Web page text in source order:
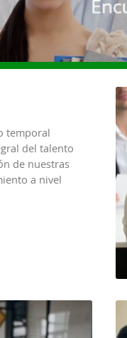
temporal
del talento
de nuestras
a nivel